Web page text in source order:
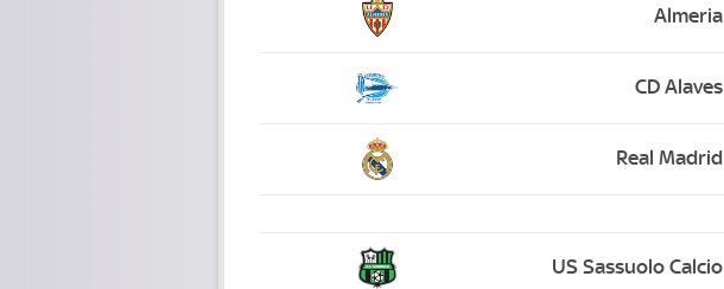
Almeria
CD Alaves
Real Madrid
US Sassuolo Calcio